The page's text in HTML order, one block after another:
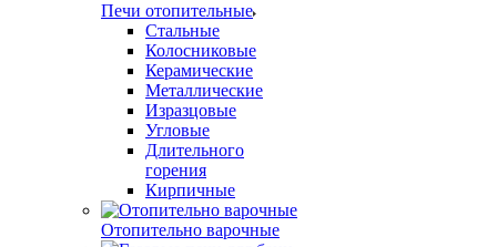
Печи отопительные
Стальные
Колосниковые
Керамические
Металлические
Изразцовые
Угловые
Длительного
горения
Кирпичные
Отопительно варочные